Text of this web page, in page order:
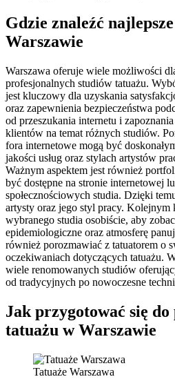
Gdzie znaleźć
Warszawie
Warszawa oferuje wiele możliwości
profesjonalnych studiów tatuażu.
jest kluczowy dla uzyskania
oraz zapewnienia bezpieczeństwa
od przeszukania internetu i
klientów na temat różnych studiów.
fora internetowe mogą być
jakości usług oraz stylach artystów
Ważnym aspektem jest również
być dostępne na stronie internetowej
społecznościowych studia. Dzięki
artysty oraz jego styl pracy. Kolejnym
wybranego studia osobiście, aby
epidemiologiczne oraz atmosferę
również porozmawiać z tatuatorem o
oczekiwaniach dotyczących tatuażu.
wiele renomowanych studiów
od tradycyjnych po nowoczesne
Jak przygotować się do
tatuażu w Warszawie
Tatuaże Warszawa